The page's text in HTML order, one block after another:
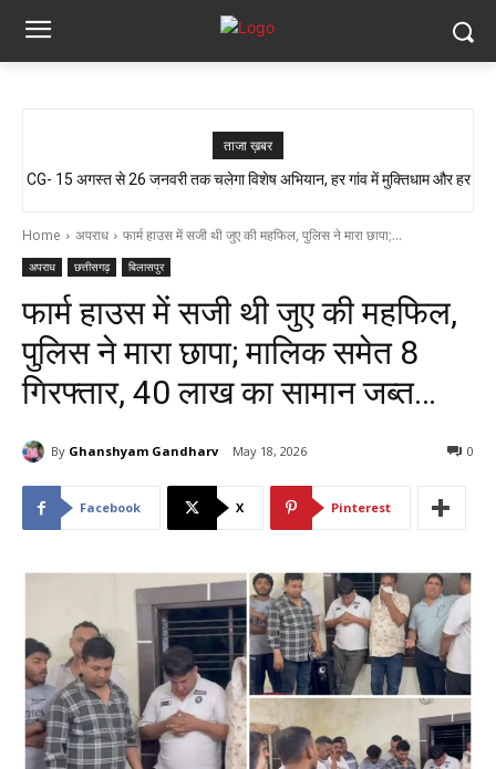
ताजा ख़बर
आजादी के जश्न की तैयारी, लेकिन यहां लोग बूंद-बूंद पानी को तरसे..!! ग्रामीण बोले- अगर
CG- 15 अगस्त से 26 जनवरी तक चलेगा विशेष अभियान, हर गांव में मुक्तिधाम और हर
Home अपराध फार्म हाउस में सजी थी जुए की महफिल, पुलिस ने मारा छापा;...
अपराध छत्तीसगढ़ बिलासपुर
फार्म हाउस में सजी थी जुए की महफिल,
पुलिस ने मारा छापा; मालिक समेत 8
गिरफ्तार, 40 लाख का सामान जब्त…
By Ghanshyam Gandharv May 18, 2026 0
Facebook X Pinterest